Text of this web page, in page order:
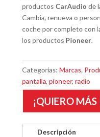
productos CarAudio de
Cambia, renueva o
coche por completo con
los productos Pioneer.
Categorías: Marcas,
pantalla, pioneer, radio
¡QUIERO
Descripción